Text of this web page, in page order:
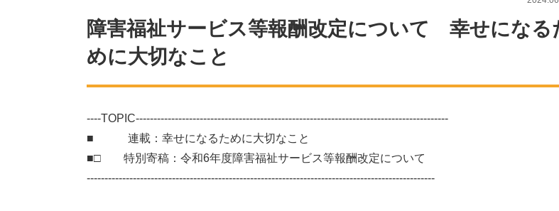
障害福祉サービス等報酬改定について 幸せになる
めに大切なこと
----TOPIC----------------------------------------------------------------------------------------
■ 連載：幸せになるために大切なこと
■□ 特別寄稿：令和6年度障害福祉サービス等報酬改定について
--------------------------------------------------------------------------------------------------